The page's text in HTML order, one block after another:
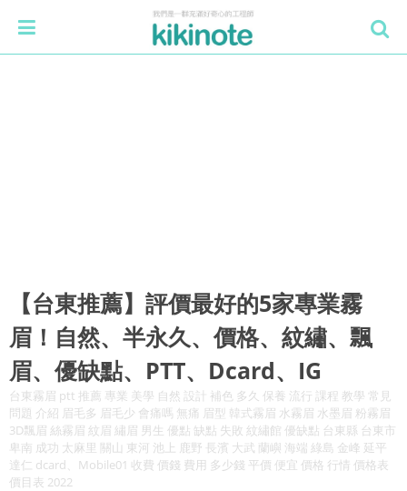
【台東推薦】評價最好的5家專業霧
眉！自然、半永久、價格、紋繡、飄
眉、優缺點、PTT、Dcard、IG
台東霧眉 ptt 推薦 專業 美學 自然 設計 補色 多久 保養 流行 課程 教學 常見
問題 介紹 眉毛多 眉毛少 會痛嗎 無痛 眉型 韓式霧眉 水霧眉 水墨眉 粉霧眉
3D飄眉 絲霧眉 紋眉 繡眉 男生 優點 缺點 失敗 紋繡館 優缺點 台東縣 台東市
卑南 成功 太麻里 關山 東河 池上 鹿野 長濱 大武 蘭嶼 海端 綠島 金峰 延平
達仁 dcard、Mobile01 收費 價錢 費用 多少錢 平價 便宜 價格 行情 價格表
價目表 2022